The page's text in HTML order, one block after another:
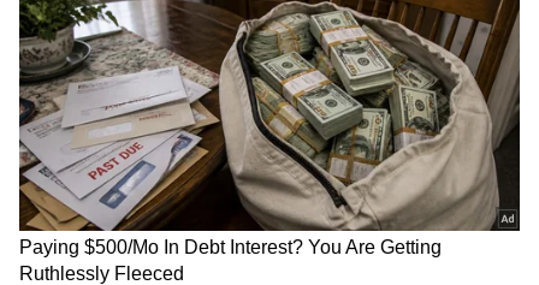
ಉತ್ಸವವಾಗಿದೆ. ಕಂಠೀರವ ಕ್ರೀಡಾಂಗಣದ ಆವರಣದಲ್ಲಿರುವ
ಕಲ್ಯಾಣಿ ಮತ್ತು ಹಸಿ ಕರಗ ಮಂಟಪ ಶಿಥಿಲಗೊಂಡು
ವೀರಗಾರರು ಪೂಜಾ ವಿಧಿವಿಧಾನಗಳನ್ನು ನಡೆಸುವುದು
ಕಷ್ಟಕರವಾಗಿದೆ. ಈ ಸಮಸ್ಯೆ ಪರಿಹರಿಸಲು ಬಿಡಿಎ
ವತಿಯಿಂದಲೇ ಮಂಟಪ ಮತ್ತು ಕಲ್ಯಾಣಿಯನ್ನು
ಅಭಿವೃದ್ಧಿಪಡಿಸಲು ನಿರ್ಧರಿಸಲಾಗಿದೆ ಎಂದು ತಿಳಿಸಿದರು.
ವಿಶ್ವವಿಖ್ಯಾತ ಬೆಂಗಳೂರು ಕರಗದ ಬಗ್ಗೆ ಸ್ವತಃ ಮುಖ್ಯಮಂತ್ರಿ
ಬಸವರಾಜ ಬೊಮ್ಮಾಯಿಯವರು ಹೆಚ್ಚಿನ ಆಸಕ್ತಿ ತೋರಿ 4